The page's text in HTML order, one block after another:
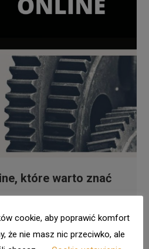
które warto znać
wypierają tradycyjne
cookie, aby poprawić komfort
że nie masz nic przeciwko, ale